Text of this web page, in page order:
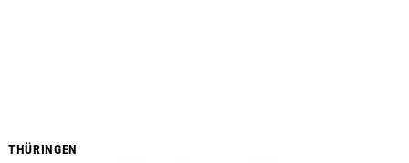
THÜRINGEN